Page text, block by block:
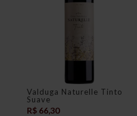
Valduga Naturelle Tinto
Suave
R$66,30